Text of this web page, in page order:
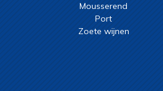
Mousserend
Port
Zoete wijnen